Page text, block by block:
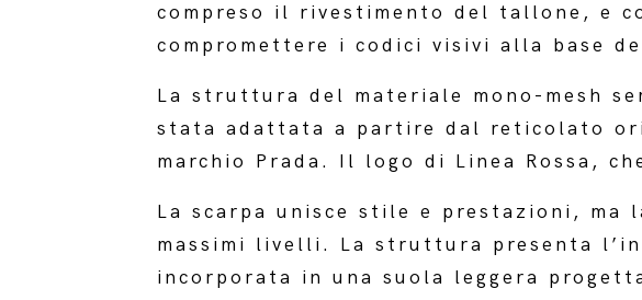
compreso il rivestimento del tallone, e
compromettere i codici visivi alla base
La struttura del materiale mono-mesh
stata adattata a partire dal reticolato
marchio Prada. Il logo di Linea Rossa,
La scarpa unisce stile e prestazioni,
massimi livelli. La struttura presenta
incorporata in una suola leggera